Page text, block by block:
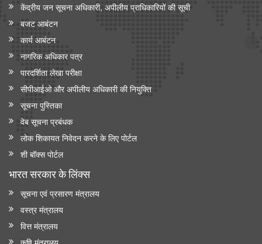
केंद्रीय जन सूचना अधिकारी, अपीलीय प्राधिकारियों की सूची
बजट आबंटन
कार्य आबंटन
नागरिक अधिकार पत्र
पारदर्शिता लेखा परीक्षा
सीपीआईओ और अपी‍लीय अधिकारी की नियुक्ति
सूचना पुस्तिका
वेब सूचना प्रबंधक
लोक शिकायत निवेदन करने के लिए पोर्टल
शी बॉक्स पोर्टल
भारत सरकार के लिंक्‍स
सूचना एवं प्रसारण मंत्रालय
वस्त्र मंत्रालय
वित्त मंत्रालय